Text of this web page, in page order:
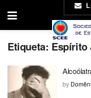
Etiqueta: Espírito
by